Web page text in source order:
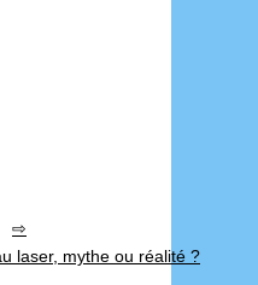
laser, mythe ou réalité ?